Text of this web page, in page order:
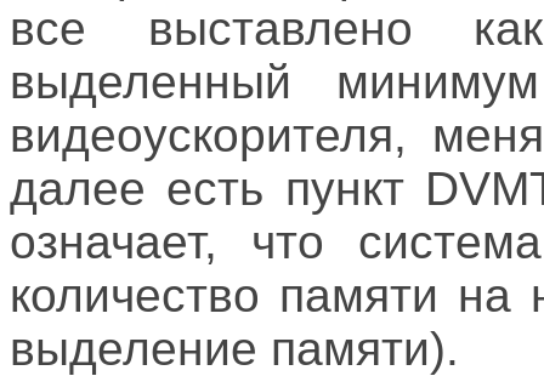
все выставлено
выделенный
видеоускорителя,
далее есть пункт
означает, что
количество памяти
выделение памяти).